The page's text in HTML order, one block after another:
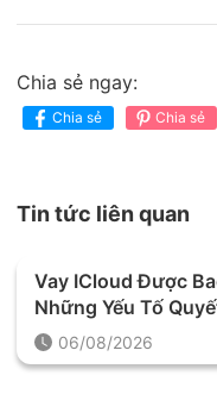
Chia sẻ ngay:
Chia sẻ Chia sẻ
Tin tức liên quan
Vay ICloud Được
Những Yếu Tố
Mức Khoản Vay
06/08/2026